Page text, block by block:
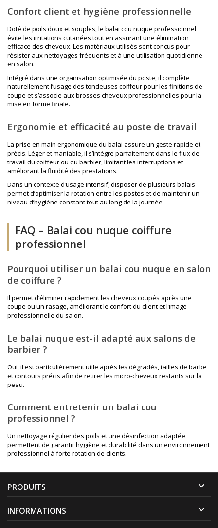
Confort client et hygiène professionnelle
Doté de poils doux et souples, le balai cou nuque professionnel
évite les irritations cutanées tout en assurant une élimination
efficace des cheveux. Les matériaux utilisés sont conçus pour
résister aux nettoyages fréquents et à une utilisation quotidienne
en salon.
Intégré dans une organisation optimisée du poste, il complète
naturellement l’usage des tondeuses coiffeurpour les finitions de
coupe et s’associe auxbrosses cheveux professionnelles pour la
mise en forme finale.
Ergonomie et efficacité au poste de travail
La prise en main ergonomique du balai assure un geste rapide et
précis. Léger et maniable, il s’intègre parfaitement dans le flux de
travail du coiffeur ou du barbier, limitant les interruptions et
améliorant la fluidité des prestations.
Dans un contexte d’usage intensif, disposer de plusieurs balais
permet d’optimiser la rotation entre les postes et de maintenir un
niveau d’hygiène constant tout au long de la journée.
FAQ – Balai cou nuque coiffure
professionnel
Pourquoi utiliser un balai cou nuque en salon
de coiffure ?
Il permet d’éliminer rapidement les cheveux coupés après une
coupe ou un rasage, améliorant le confort du client et l’image
professionnelle du salon.
Le balai nuque est-il adapté aux salons de
barbier ?
Oui, il est particulièrement utile après les dégradés, tailles de barbe
et contours précis afin de retirer les micro-cheveux restants sur la
peau.
Comment entretenir un balai cou
professionnel ?
Un nettoyage régulier des poils et une désinfection adaptée
permettent de garantir hygiène et durabilité dans un environnement
professionnel à forte rotation de clients.
PRODUITS 
INFORMATIONS 